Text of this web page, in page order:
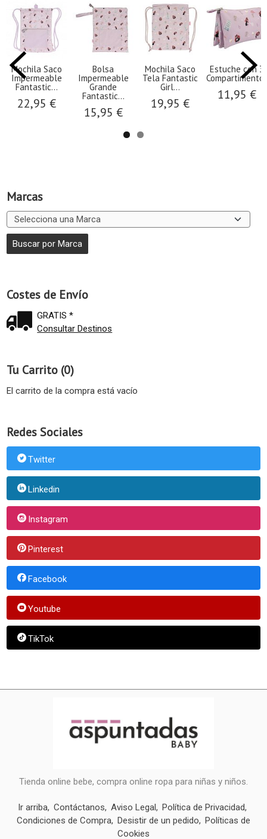
Marcas
Costes de Envío
GRATIS *
Consultar Destinos
Tu Carrito (0)
El carrito de la compra está vacío
Redes Sociales
Twitter
Linkedin
Instagram
Pinterest
Facebook
Youtube
TikTok
Mochila Saco
Impermeable
Fantastic...
22,95 €
Bolsa
Impermeable
Grande
Fantastic...
15,95 €
Mochila Saco
Tela Fantastic
Girl...
19,95 €
Estuche con 3
11,95 €
Tienda online bebe, compra online ropa para niñas y niños.
Ir arriba Contáctanos Aviso Legal
Política de Privacidad
Condiciones de Compra Desistir de un pedido
Políticas de
Cookies